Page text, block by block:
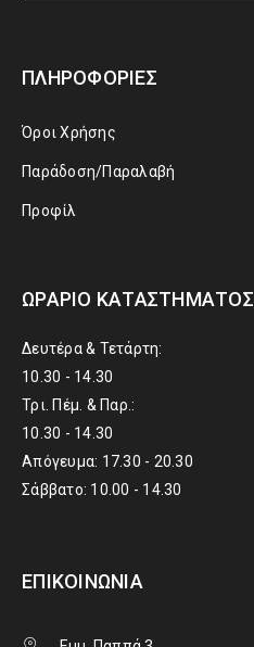
ΠΛΗΡΟΦΟΡΊΕΣ
Όροι Χρήσης
Παράδοση/Παραλαβή
Προφίλ
ΩΡΆΡΙΟ ΚΑΤΑΣΤΉΜΑΤΟΣ
Δευτέρα & Τετάρτη:
10.30 - 14.30
Τρι. Πέμ. & Παρ.:
10.30 - 14.30
Απόγευμα: 17.30 - 20.30
Σάββατο: 10.00 - 14.30
ΕΠΙΚΟΙΝΩΝΊΑ